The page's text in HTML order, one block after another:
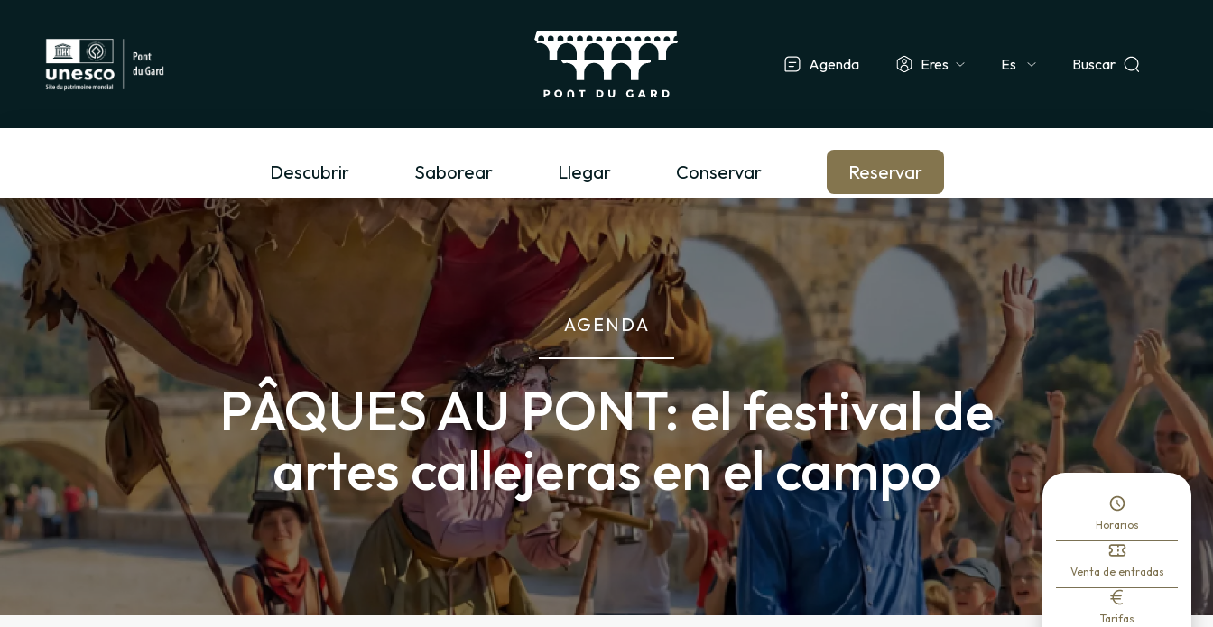
Agenda Eres
Select
Buscar
Descubrir Saborear Llegar Conservar Reservar
AGENDA
PÂQUES AU PONT: el festival de
artes callejeras en el campo
Horarios
Venta de entradas
Tarifas